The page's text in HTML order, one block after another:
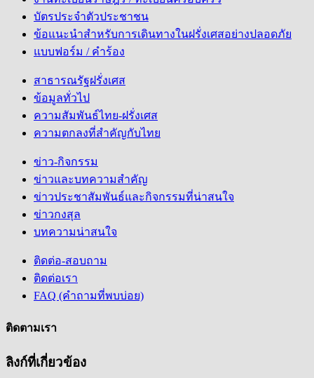
บัตรประจำตัวประชาชน
ข้อแนะนำสำหรับการเดินทางในฝรั่งเศสอย่างปลอดภัย
แบบฟอร์ม / คำร้อง
สาธารณรัฐฝรั่งเศส
ข้อมูลทั่วไป
ความสัมพันธ์ไทย-ฝรั่งเศส
ความตกลงที่สำคัญกับไทย
ข่าว-กิจกรรม
ข่าวและบทความสำคัญ
ข่าวประชาสัมพันธ์และกิจกรรมที่น่าสนใจ
ข่าวกงสุล
บทความน่าสนใจ
ติดต่อ-สอบถาม
ติดต่อเรา
FAQ (คำถามที่พบบ่อย)
ติดตามเรา
ลิงก์ที่เกี่ยวข้อง